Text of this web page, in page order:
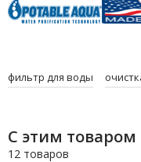
фильтр для воды
С этим
12 товаров